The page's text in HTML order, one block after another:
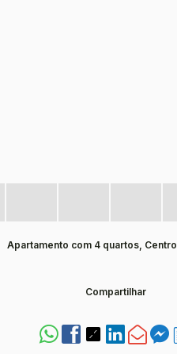
Apartamento com 4 quartos,
Compartilhar